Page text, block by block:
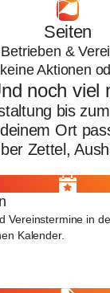
Seiten
&
Aktionen
noch viel
bis
Ort
Zettel,
Vereinstermine in
Kalender.